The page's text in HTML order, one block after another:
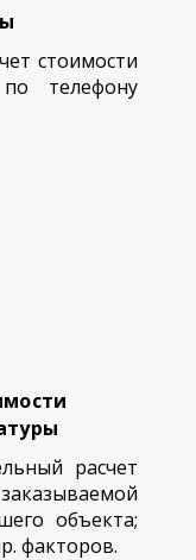
стоимости
телефону
расчет
объекта;
факторов.